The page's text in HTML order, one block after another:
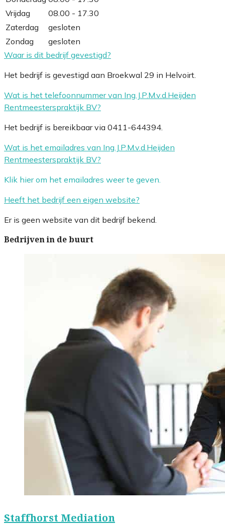
Vrijdag
08.00 - 17.30
Zaterdag
gesloten
Zondag
gesloten
Waar is dit bedrijf gevestigd?
Het bedrijf is gevestigd aan Broekwal 29 in Helvoirt.
Wat is het telefoonnummer van Ing.J.P.M.v.d.Heijden
Rentmeesterspraktijk BV?
Het bedrijf is bereikbaar via 0411-644394.
Wat is het emailadres van Ing.J.P.M.v.d.Heijden
Rentmeesterspraktijk BV?
Klik hier om het emailadres weer te geven.
Heeft het bedrijf een eigen website?
Er is geen website van dit bedrijf bekend.
Bedrijven in de buurt
Staffhorst Mediation